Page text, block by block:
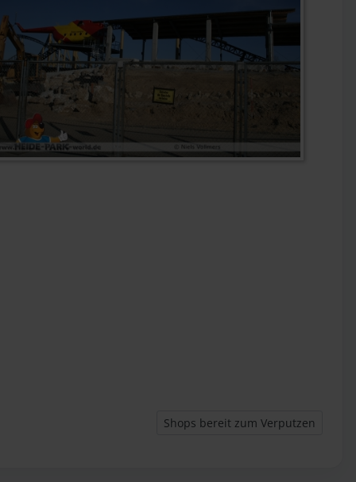
Nächster Beitrag: Shops bereit
Shops bereit zum Verputzen